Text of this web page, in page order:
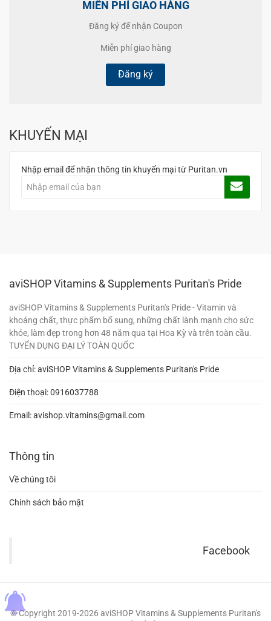
MIỄN PHÍ GIAO HÀNG
Đăng ký để nhận Coupon
Miễn phí giao hàng
Đăng ký
KHUYẾN MẠI
Nhập email để nhận thông tin khuyến mại từ Puritan.vn
aviSHOP Vitamins & Supplements Puritan's Pride
aviSHOP Vitamins & Supplements Puritan's Pride - Vitamin và
khoáng chất, thực phẩm bổ sung, những chất lành mạnh cho sức
khỏe, làm đẹp trong hơn 48 năm qua tại Hoa Kỳ và trên toàn cầu.
TUYỂN DỤNG ĐẠI LÝ TOÀN QUỐC
Địa chỉ: aviSHOP Vitamins & Supplements Puritan's Pride
Điện thoại:0916037788
Email:avishop.vitamins@gmail.com
Thông tin
Về chúng tôi
Chính sách bảo mật
Facebook
© Copyright 2019-2026 aviSHOP Vitamins & Supplements Puritan's